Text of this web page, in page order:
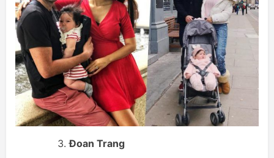
Đoan Trang